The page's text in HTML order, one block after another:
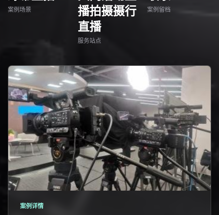
案例场景
播拍摄摄行
直播
服务站点
案例留档
案例详情